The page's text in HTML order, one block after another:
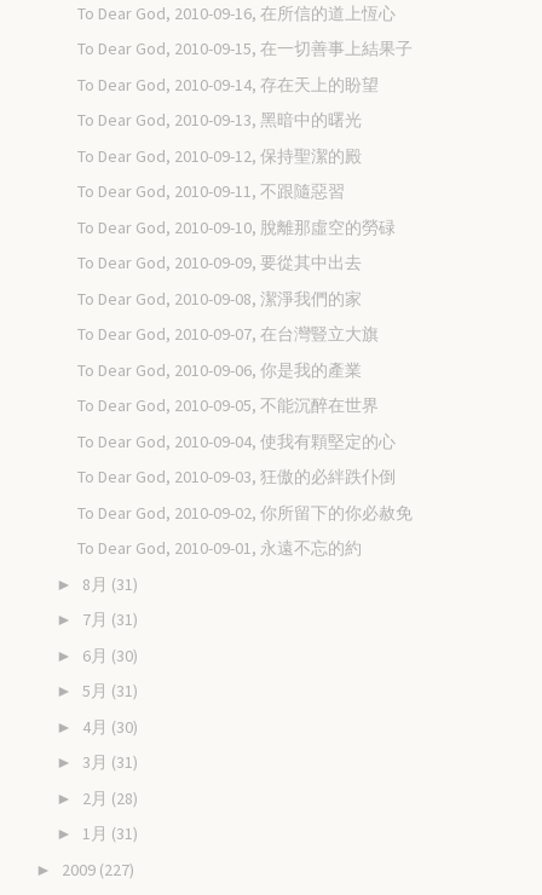
To Dear God, 2010-09-16, 在所信的道上恆心
To Dear God, 2010-09-15, 在一切善事上結果子
To Dear God, 2010-09-14, 存在天上的盼望
To Dear God, 2010-09-13, 黑暗中的曙光
To Dear God, 2010-09-12, 保持聖潔的殿
To Dear God, 2010-09-11, 不跟隨惡習
To Dear God, 2010-09-10, 脫離那虛空的勞碌
To Dear God, 2010-09-09, 要從其中出去
To Dear God, 2010-09-08, 潔淨我們的家
To Dear God, 2010-09-07, 在台灣豎立大旗
To Dear God, 2010-09-06, 你是我的產業
To Dear God, 2010-09-05, 不能沉醉在世界
To Dear God, 2010-09-04, 使我有顆堅定的心
To Dear God, 2010-09-03, 狂傲的必絆跌仆倒
To Dear God, 2010-09-02, 你所留下的你必赦免
To Dear God, 2010-09-01, 永遠不忘的約
► 8月 (31)
► 7月 (31)
► 6月 (30)
► 5月 (31)
► 4月 (30)
► 3月 (31)
► 2月 (28)
► 1月 (31)
► 2009 (227)